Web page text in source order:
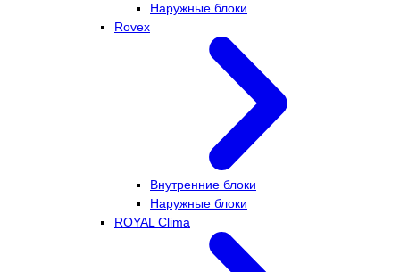
Наружные блоки
Rovex
Внутренние блоки
Наружные блоки
ROYAL Clima